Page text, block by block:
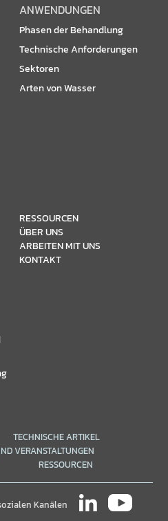
ANWENDUNGEN
Phasen der Behandlung
Technische Anforderungen
Sektoren
Arten von Wasser
RESSOURCEN
ÜBER UNS
ARBEITEN MIT UNS
KONTAKT
TECHNISCHE ARTIKEL
VERANSTALTUNGEN
RESSOURCEN
Kanälen